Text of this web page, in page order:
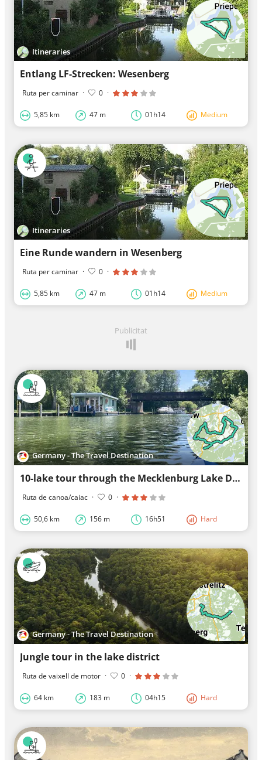
Itineraries
Entlang LF-Strecken: Wesenberg
Ruta per caminar · 0 ·
5,85 km 47 m 01h14 Medium
Itineraries
Eine Runde wandern in Wesenberg
Ruta per caminar · 0 ·
5,85 km 47 m 01h14 Medium
Publicitat
Germany - The Travel Destination
10-lake tour through the Mecklenburg Lake District
Ruta de canoa/caiac · 0 ·
50,6 km 156 m 16h51 Hard
Germany - The Travel Destination
Jungle tour in the lake district
Ruta de vaixell de motor · 0 ·
64 km 183 m 04h15 Hard